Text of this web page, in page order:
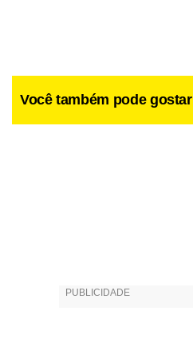
Você também pode gostar